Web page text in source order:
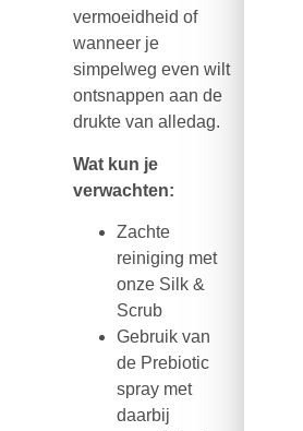
vermoeidheid of
wanneer je
simpelweg even wilt
ontsnappen aan de
drukte van alledag.
Wat kun je
verwachten:
Zachte
reiniging met
onze Silk &
Scrub
Gebruik van
de Prebiotic
spray met
daarbij